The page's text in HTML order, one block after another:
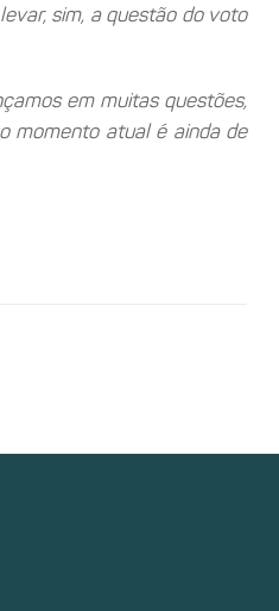
sim, a questão do voto
em muitas questões,
momento atual é ainda de